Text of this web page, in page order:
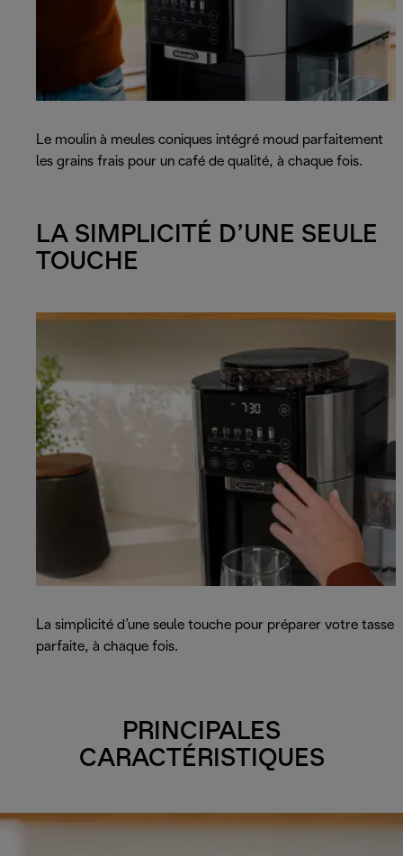
Le moulin à meules coniques intégré moud parfaitement
les grains frais pour un café de qualité, à chaque fois.
LA SIMPLICITÉ D’UNE SEULE
TOUCHE
La simplicité d’une seule touche pour préparer votre tasse
parfaite, à chaque fois.
PRINCIPALES
CARACTÉRISTIQUES